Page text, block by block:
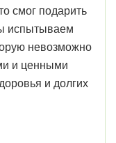
смог подарить
испытываем
невозможно
и ценными
и долгих